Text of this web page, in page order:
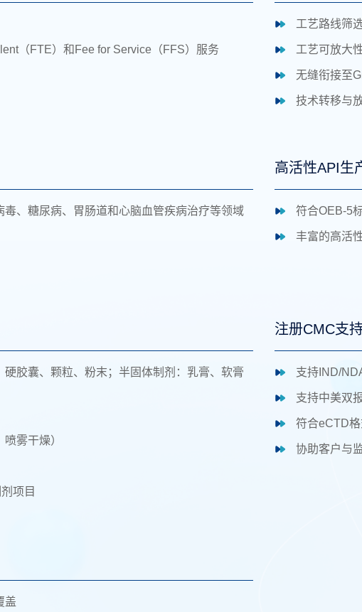
（FTE）和Fee for Service（FFS）服务
工艺路线筛
工艺可放大
无缝衔接至
技术转移与
毒、糖尿病、胃肠道和心脑血管疾病治疗等领域
高活性API生
符合OEB-5
丰富的高活
硬胶囊、颗粒、粉末；半固体制剂：乳膏、软膏
雾干燥）
项目
注册CMC支
支持IND/
支持中美双
符合eCTD
协助客户与
盖